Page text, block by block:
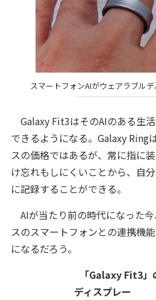
スマートフォンAIがウェアラブル
Galaxy Fit3はそのAIのある生
できるようになる。Galaxy Ring
スの価格ではあるが、常に指に
け忘れもしにくいことから、自
に記録することができる。
AIが当たり前の時代になった
スのスマートフォンとの連携機
になるだろう。
「Galaxy Fit3
ディスプレー